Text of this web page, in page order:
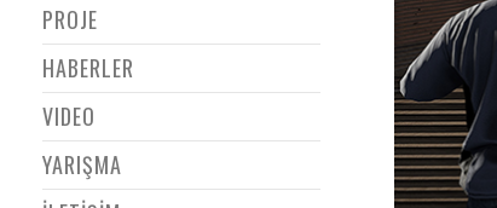
PROJE
HABERLER
VIDEO
YARIŞMA